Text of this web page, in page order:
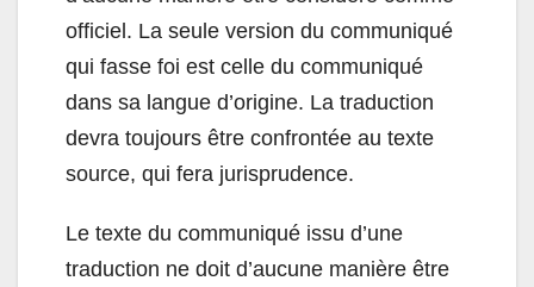
officiel. La seule version du communiqué
qui fasse foi est celle du communiqué
dans sa langue d’origine. La traduction
devra toujours être confrontée au texte
source, qui fera jurisprudence.
Le texte du communiqué issu d’une
traduction ne doit d’aucune manière être